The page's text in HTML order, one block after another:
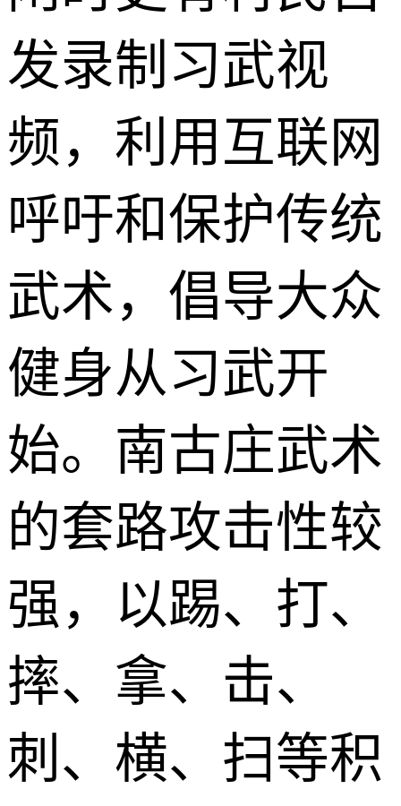
发录制习武视
频，利用互联网
呼吁和保护传统
武术，倡导大众
健身从习武开
始。南古庄武术
的套路攻击性较
强，以踢、打、
摔、拿、击、
刺、横、扫等积